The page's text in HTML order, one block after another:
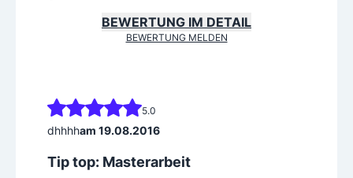
BEWERTUNG IM DETAIL
BEWERTUNG MELDEN
5.0
dhhhham 19.08.2016
Tip top: Masterarbeit